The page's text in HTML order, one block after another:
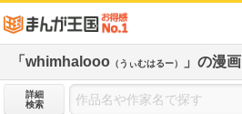
「whimhalooo （うぃむはるー） 」の漫
詳細
検索